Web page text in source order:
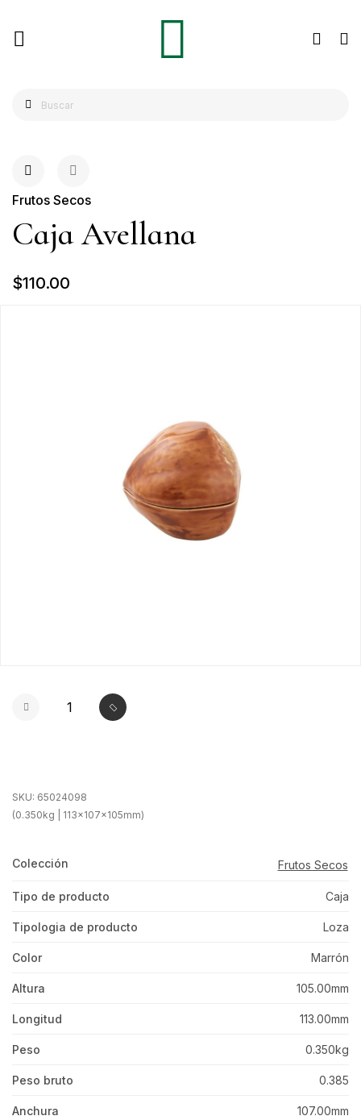
Frutos Secos
Caja Avellana
$110.00
SKU: 65024098
(0.350kg | 113x107x105mm)
Colección Frutos Secos
Tipo de producto Caja
Tipologia de producto Loza
Color Marrón
Altura 105.00mm
Longitud 113.00mm
Peso 0.350kg
Peso bruto 0.385
Anchura 107.00mm